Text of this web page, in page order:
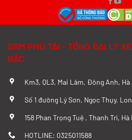
SRM PHÚ TÀI - TỔNG ĐẠI LÝ
BẮC
Km3, QL3, Mai Lâm, Đông Anh, Hà
Số 1 đường Lý Sơn, Ngọc Thụy,
158 Phan Trọng Tuệ , Thanh Trì, Hà
HOTLINE: 0325011588